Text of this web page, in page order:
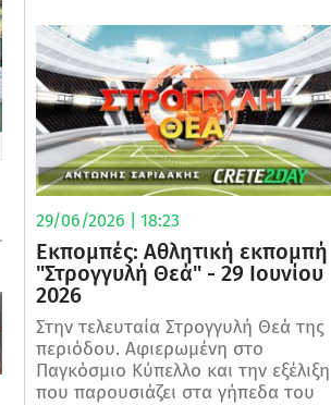
29/06/2026 | 18:23
Εκπομπές: Αθλητική εκπομπή
"Στρογγυλή Θεά" - 29 Ιουνίου
2026
Στην τελευταία Στρογγυλή Θεά της
περιόδου. Αφιερωμένη στο
Παγκόσμιο Κύπελλο και την εξέλιξη
που παρουσιάζει στα γήπεδα του